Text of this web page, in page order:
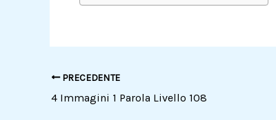
PRECEDENTE
4 Immagini 1 Parola Livello 108